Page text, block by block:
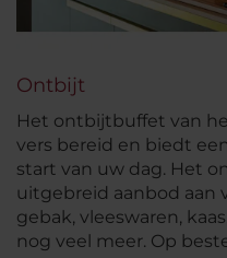
Ontbijt
Het ontbijtbuffet van
vers bereid en biedt
start van uw dag. Het
uitgebreid aanbod aan
gebak, vleeswaren,
nog veel meer. Op